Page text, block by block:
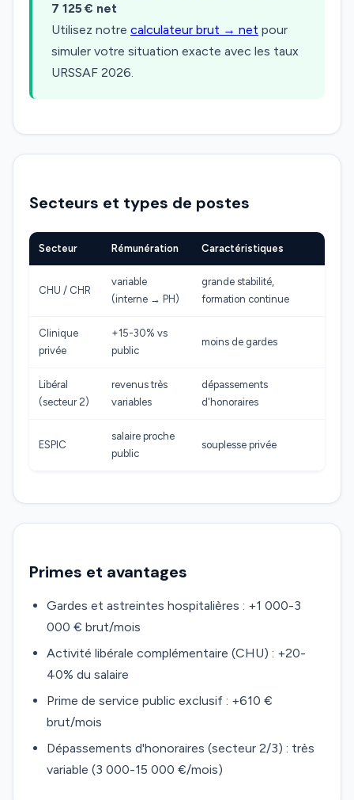
7 125 € net
Utilisez notre calculateur brut → net pour
simuler votre situation exacte avec les taux
URSSAF 2026.
Secteurs et types de postes
Secteur Rémunération Caractéristiques
CHU / CHR
variable
(interne → PH)
grande stabilité,
formation continue
Clinique
privée
+15-30% vs
public
moins de gardes
Libéral
(secteur 2)
revenus très
variables
dépassements
d'honoraires
ESPIC
salaire proche
public
souplesse privée
Primes et avantages
Gardes et astreintes hospitalières : +1 000-3
000 € brut/mois
Activité libérale complémentaire (CHU) : +20-
40% du salaire
Prime de service public exclusif : +610 €
brut/mois
Dépassements d'honoraires (secteur 2/3) : très
variable (3 000-15 000 €/mois)